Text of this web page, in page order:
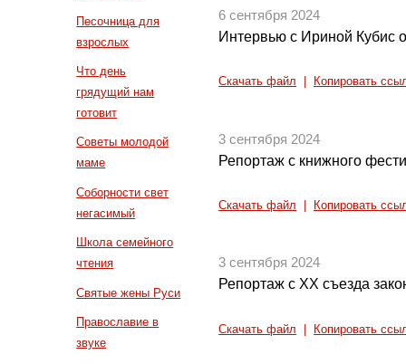
Песочница для
взрослых
Что день
грядущий нам
готовит
Советы молодой
маме
Соборности свет
негасимый
Школа семейного
чтения
Святые жены Руси
Православие в
звуке
6 сентября 2024
Интервью с Ириной Кубис
Скачать файл Копировать
3 сентября 2024
Репортаж с книжного
Скачать файл Копировать
3 сентября 2024
Репортаж с XX съезда
Скачать файл Копировать